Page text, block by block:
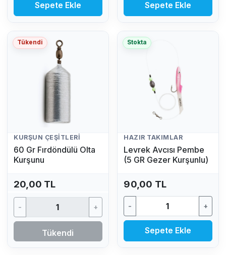
Sepete Ekle Sepete Ekle
Tükendi
KURŞUN ÇEŞITLERI
60 Gr Fırdöndülü Olta
Kurşunu
20,00 TL
- +
Tükendi
Stokta
HAZIR TAKIMLAR
Levrek Avcısı Pembe
(5 GR Gezer Kurşunlu)
90,00 TL
- +
Sepete Ekle